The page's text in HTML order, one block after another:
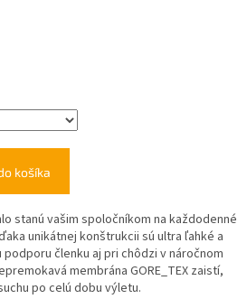
košíka
stanú vašim spoločníkom na každodenné
unikátnej konštrukcii sú ultra ľahké a
členku aj pri chôdzi v náročnom
membrána GORE_TEX zaistí,
po celú dobu výletu.